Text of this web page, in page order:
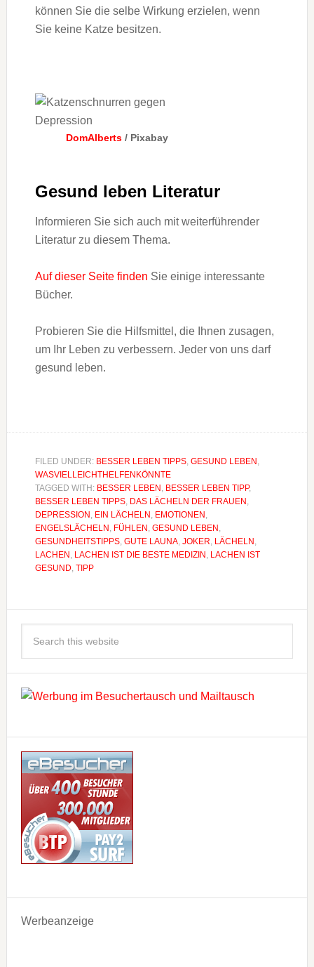
können Sie die selbe Wirkung erzielen, wenn
Sie keine Katze besitzen.
DomAlberts / Pixabay
Gesund leben Literatur
Informieren Sie sich auch mit weiterführender
Literatur zu diesem Thema.
Auf dieser Seite finden Sie einige interessante
Bücher.
Probieren Sie die Hilfsmittel, die Ihnen zusagen,
um Ihr Leben zu verbessern. Jeder von uns darf
gesund leben.
FILED UNDER: BESSER LEBEN TIPPS, GESUND LEBEN ,
WASVIELLEICHTHELFENKÖNNTE
TAGGED WITH: BESSER LEBEN , BESSER LEBEN TIPP,
BESSER LEBEN TIPPS, DAS LÄCHELN DER FRAUEN ,
DEPRESSION , EIN LÄCHELN , EMOTIONEN ,
ENGELSLÄCHELN , FÜHLEN , GESUND LEBEN ,
GESUNDHEITSTIPPS, GUTE LAUNA, JOKER, LÄCHELN ,
LACHEN , LACHEN IST DIE BESTE MEDIZIN , LACHEN IST
GESUND, TIPP
Werbeanzeige